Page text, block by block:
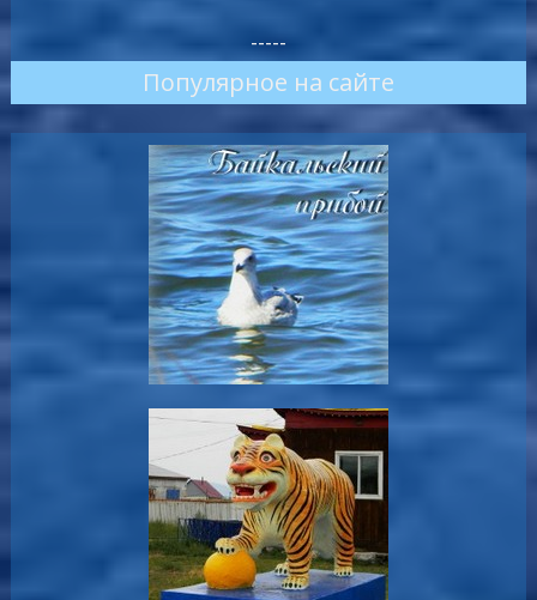
-----
Популярное на сайте